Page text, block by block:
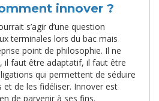
innover ?
s’agir d’une question
terminales lors du bac mais
point de philosophie. Il ne
il faut être adaptatif, il faut être
qui permettent de séduire
de les fidéliser. Innover est
de parvenir à ses fins.